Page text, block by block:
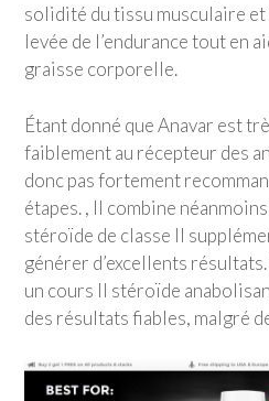
solidité du tissu musculaire
levée de l’endurance tout en
graisse corporelle.
Étant donné que Anavar est
faiblement au récepteur des
donc pas fortement
étapes. , Il combine
stéroïde de classe II
générer d’excellents
un cours II stéroïde
des résultats fiables, malgré